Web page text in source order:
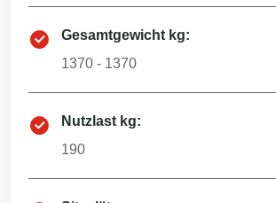
Gesamtgewicht kg:
1370 - 1370
Nutzlast kg:
190